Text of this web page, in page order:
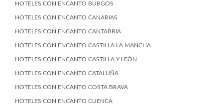
HOTELES CON ENCANTO BURGOS
HOTELES CON ENCANTO CANARIAS
HOTELES CON ENCANTO CANTABRIA
HOTELES CON ENCANTO CASTILLA LA MANCHA
HOTELES CON ENCANTO CASTILLA Y LEÓN
HOTELES CON ENCANTO CATALUÑA
HOTELES CON ENCANTO COSTA BRAVA
HOTELES CON ENCANTO CUENCA